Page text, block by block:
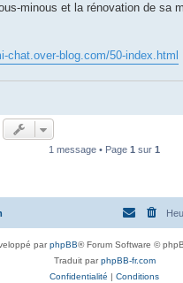
minous et la rénovation de sa
chat.over-blog.com/50-index.html
1 message • Page 1 sur 1
parphpBB® Forum Software ©
Traduit parphpBB-fr.com
Confidentialité | Conditions